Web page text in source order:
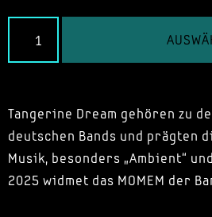
Tangerine Dream gehören zu
deutschen Bands und prägten
Musik, besonders „Ambient“
2025 widmet das MOMEM der